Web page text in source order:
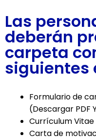
Las
deberán
carpeta
siguientes
Formulario de
(Descargar PDF
Currículum Vitae
Carta de